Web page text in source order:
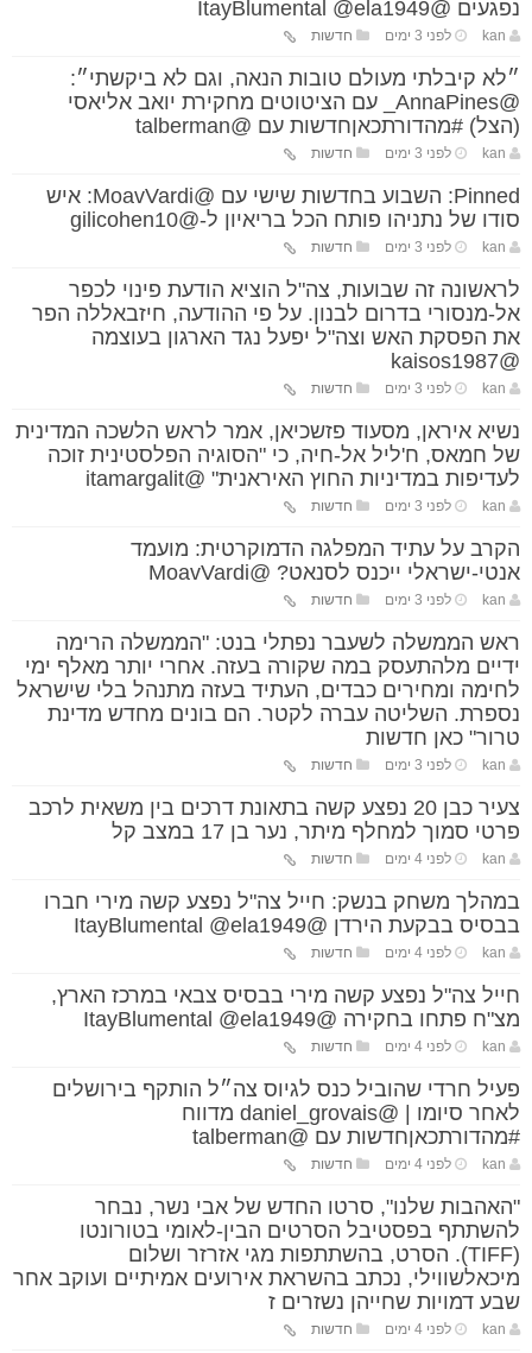
נפגעים @ItayBlumental @ela1949
kan לפני 3 ימים חדשות
״לא קיבלתי מעולם טובות הנאה, וגם לא ביקשתי״:
@AnnaPines_ עם הציטוטים מחקירת יואב אליאסי
(הצל) #מהדורתכאןחדשות עם @talberman
kan לפני 3 ימים חדשות
Pinned: השבוע בחדשות שישי עם @MoavVardi: איש
סודו של נתניהו פותח הכל בריאיון ל-@gilicohen10
kan לפני 3 ימים חדשות
לראשונה זה שבועות, צה"ל הוציא הודעת פינוי לכפר
אל-מנסורי בדרום לבנון. על פי ההודעה, חיזבאללה הפר
את הפסקת האש וצה"ל יפעל נגד הארגון בעוצמה
@kaisos1987
kan לפני 3 ימים חדשות
נשיא איראן, מסעוד פזשכיאן, אמר לראש הלשכה המדינית
של חמאס, ח'ליל אל-חיה, כי "הסוגיה הפלסטינית זוכה
לעדיפות במדיניות החוץ האיראנית" @itamargalit
kan לפני 3 ימים חדשות
הקרב על עתיד המפלגה הדמוקרטית: מועמד
אנטי-ישראלי ייכנס לסנאט? @MoavVardi
kan לפני 3 ימים חדשות
ראש הממשלה לשעבר נפתלי בנט: "הממשלה הרימה
ידיים מלהתעסק במה שקורה בעזה. אחרי יותר מאלף ימי
לחימה ומחירים כבדים, העתיד בעזה מתנהל בלי שישראל
נספרת. השליטה עברה לקטר. הם בונים מחדש מדינת
טרור" כאן חדשות
kan לפני 3 ימים חדשות
צעיר כבן 20 נפצע קשה בתאונת דרכים בין משאית לרכב
פרטי סמוך למחלף מיתר, נער בן 17 במצב קל
kan לפני 4 ימים חדשות
במהלך משחק בנשק: חייל צה"ל נפצע קשה מירי חברו
בבסיס בבקעת הירדן @ItayBlumental @ela1949
kan לפני 4 ימים חדשות
חייל צה"ל נפצע קשה מירי בבסיס צבאי במרכז הארץ,
מצ"ח פתחו בחקירה @ItayBlumental @ela1949
kan לפני 4 ימים חדשות
פעיל חרדי שהוביל כנס לגיוס צה״ל הותקף בירושלים
לאחר סיומו | @daniel_grovais מדווח
#מהדורתכאןחדשות עם @talberman
kan לפני 4 ימים חדשות
"האהבות שלנו", סרטו החדש של אבי נשר, נבחר
להשתתף בפסטיבל הסרטים הבין-לאומי בטורונטו
(TIFF). הסרט, בהשתתפות מגי אזרזר ושלום
מיכאלשווילי, נכתב בהשראת אירועים אמיתיים ועוקב אחר
שבע דמויות שחייהן נשזרים ז
kan לפני 4 ימים חדשות